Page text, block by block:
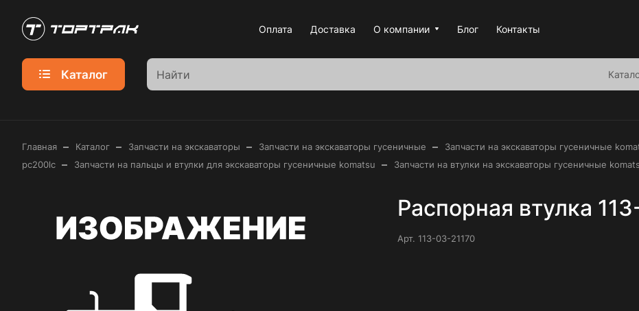
Оплата Доставка О компании Блог Контакты
Каталог
Главная – Каталог – Запчасти на экскаваторы – Запчасти на экскаваторы гусеничные – Запчасти на экскаваторы гусеничные
pc200lc – Запчасти на пальцы и втулки для экскаваторы гусеничные komatsu – Запчасти на втулки на экскаваторы гусеничные
Распорная втулка
Арт. 113-03-21170